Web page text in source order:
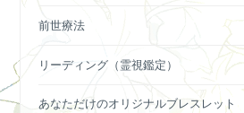
前世療法
リーディング（霊視鑑定）
あなただけのオリジナルブレスレット